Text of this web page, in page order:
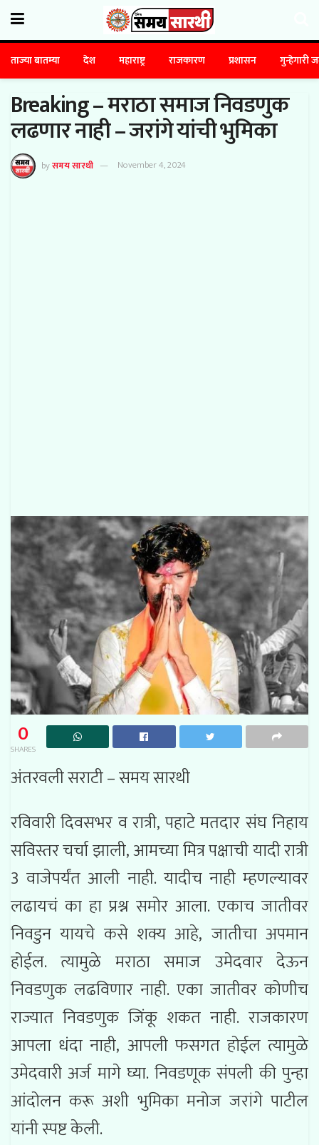
ताज्या बातम्या देश महाराष्ट्र राजकारण प्रशासन गुन्हेगारी
Breaking – मराठा समाज निवडणुक
लढणार नाही – जरांगे यांची भुमिका
byसमय सारथी November 4, 2024
0
SHARES
अंतरवली सराटी – समय सारथी
रविवारी दिवसभर व रात्री, पहाटे मतदार संघ निहाय
सविस्तर चर्चा झाली, आमच्या मित्र पक्षाची यादी रात्री
3 वाजेपर्यंत आली नाही. यादीच नाही म्हणल्यावर
लढायचं का हा प्रश्न समोर आला. एकाच जातीवर
निवडुन यायचे कसे शक्य आहे, जातीचा अपमान
होईल. त्यामुळे मराठा समाज उमेदवार देऊन
निवडणुक लढविणार नाही. एका जातीवर कोणीच
राज्यात निवडणुक जिंकू शकत नाही. राजकारण
आपला धंदा नाही, आपली फसगत होईल त्यामुळे
उमेदवारी अर्ज मागे घ्या. निवडणूक संपली की पुन्हा
आंदोलन करू अशी भुमिका मनोज जरांगे पाटील
यांनी स्पष्ट केली.